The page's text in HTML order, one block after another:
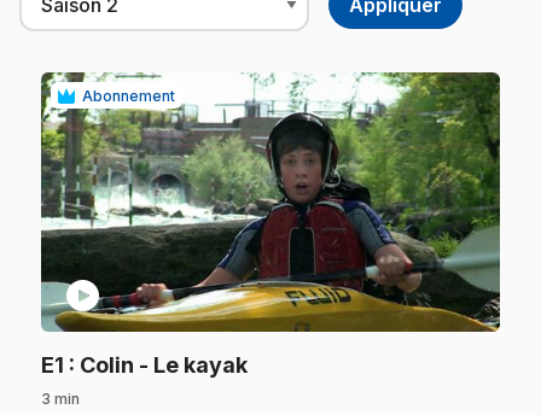
Abonnement
play_circle
E1 : Colin - Le kayak.
3 min